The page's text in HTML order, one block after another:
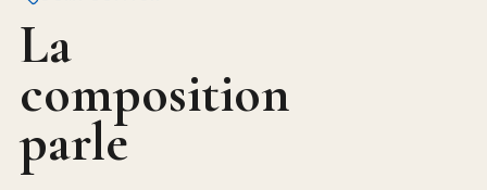
La
composition
parle